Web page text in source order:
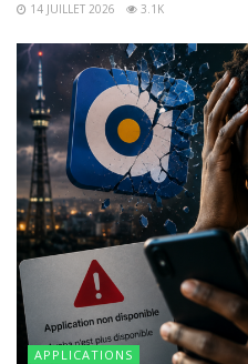
14 JUILLET 2026 3.1K
APPLICATIONS